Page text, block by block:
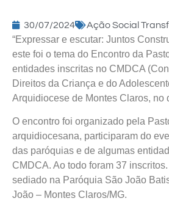
30/07/2024 Ação Social
“Expressar e escutar: Juntos
este foi o tema do Encontro da
entidades inscritas no CMDCA
Direitos da Criança e do
Arquidiocese de Montes Claros, no
O encontro foi organizado pela
arquidiocesana, participaram do
das paróquias e de algumas
CMDCA. Ao todo foram 37
sediado na Paróquia São João
João – Montes Claros/MG.